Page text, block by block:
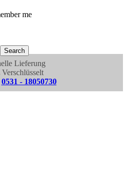
me
Search
Lieferung
Verschlüsselt
0531 - 18050730